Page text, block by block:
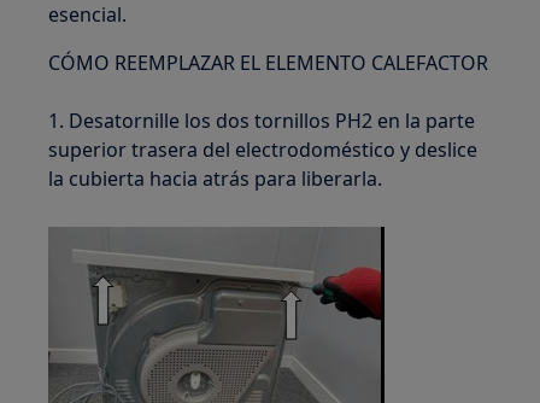
esencial.
CÓMO REEMPLAZAR EL ELEMENTO CALEFACTOR
1. Desatornille los dos tornillos PH2 en la parte
superior trasera del electrodoméstico y deslice
la cubierta hacia atrás para liberarla.